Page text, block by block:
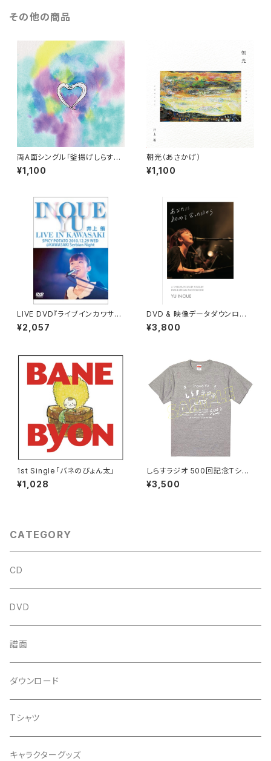
その他の商品
両A面シングル「釜揚げしらす／
窓辺のパフィオ」
¥1,100
朝光（あさかげ）
¥1,100
LIVE DVD『ライブインカワサ
キ』
¥2,057
DVD & 映像データダウンロード
QRコード付き『井上侑 ONE M
AN LIVE 「あなたに初めて会っ
¥3,800
1st Single「バネのびょん太」
¥1,028
しらすラジオ 500回記念Tシャ
ツ
¥3,500
CATEGORY
CD
DVD
譜面
ダウンロード
Tシャツ
キャラクターグッズ